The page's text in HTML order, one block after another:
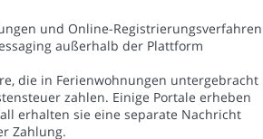
und Online-Registrierungsverfahren
außerhalb der Plattform
die in Ferienwohnungen untergebracht
zahlen. Einige Portale erheben
erhalten sie eine separate Nachricht
Zahlung.